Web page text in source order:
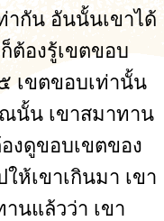
ากัน อันนั้นเขาได้
ต้องรู้เขตขอบ
เขตขอบเท่านั้น
นั้น เขาสมาทาน
ดูขอบเขตของ
ห้เขาเกินมา เขา
นแล้วว่า เขา